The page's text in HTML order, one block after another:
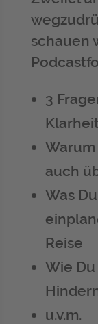
schauen
3
auch
Was
Reise
Wie
u.v.m.